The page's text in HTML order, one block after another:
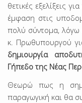
θετικές εξελίξεις
έμφαση στις
πολύ σύντομα, λόγω
κ. Πρωθυπουργού
δημιουργία
Γήπεδο της Νέας
Θεωρώ πως η
παραγωγική και θα